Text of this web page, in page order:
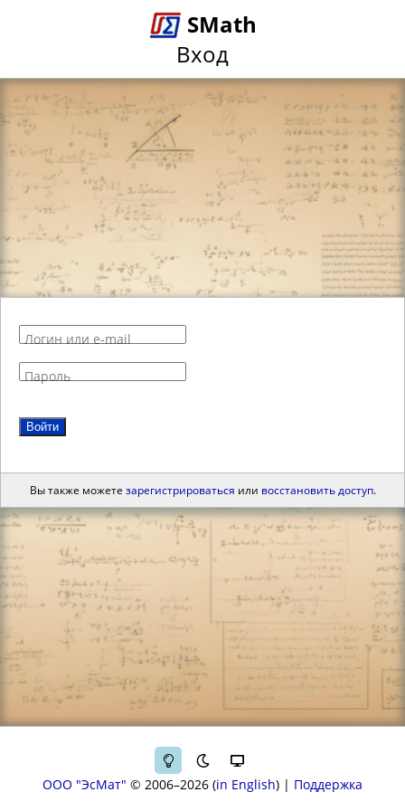
SMath
Вход
Логин или e-mail
Пароль
Войти
Вы также можете зарегистрироваться или восстановить доступ.
ООО "ЭсМат" © 2006–2026 in English | Поддержка